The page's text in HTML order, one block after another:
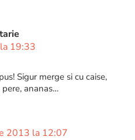
19:33
Sigur merge si cu caise,
pere, ananas…
2013 la 12:07